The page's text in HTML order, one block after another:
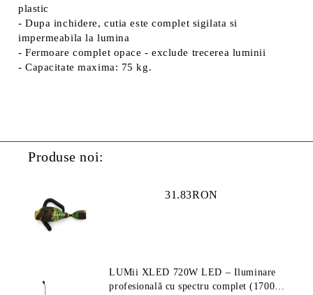
plastic
- Dupa inchidere, cutia este complet sigilata si
impermeabila la lumina
- Fermoare complet opace - exclude trecerea luminii
- Capacitate maxima: 75 kg.
Produse noi:
31.83RON
LUMii XLED 720W LED – Iluminare
profesională cu spectru complet (1700